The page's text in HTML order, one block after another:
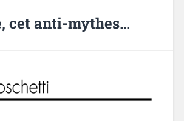
cet anti-mythes…